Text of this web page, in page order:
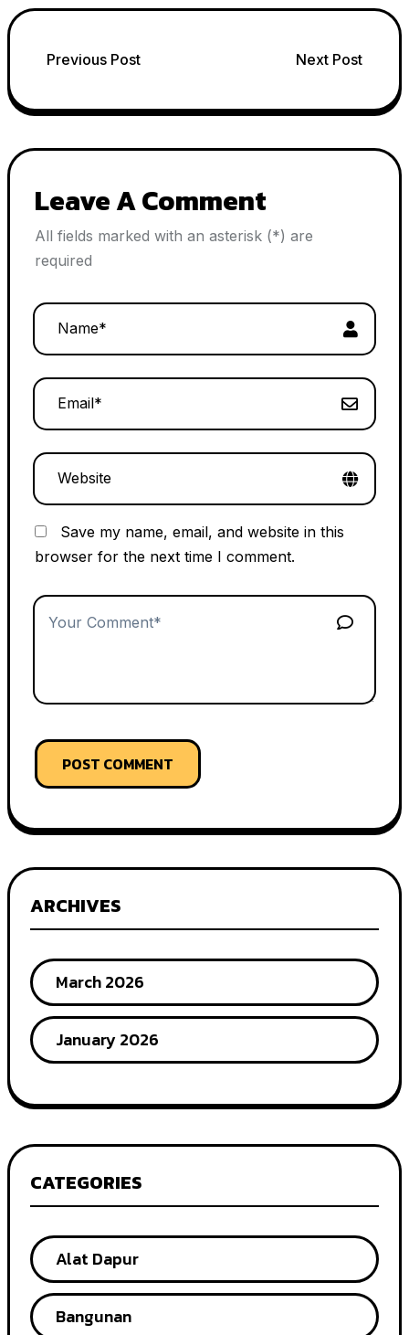
Post
navigation
Previous Post Next Post
Leave A Comment
All fields marked with an asterisk (*) are
required
Save my name, email, and website in this
browser for the next time I comment.
POST COMMENT
ARCHIVES
March 2026
January 2026
CATEGORIES
Alat Dapur
Bangunan